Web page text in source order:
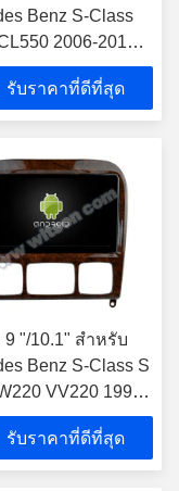
Benz S-Class
2006-2013
3.5 แอนดรอยด์
ย เพลย์
รับราคาที่ดีที่สุด
"/10.1" สำหรับ
Benz S-Class S
VV220 1998-
รับราคาที่ดีที่สุด